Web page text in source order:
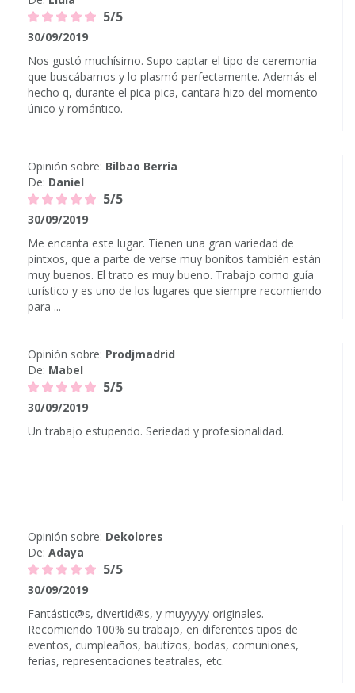
5/5
30/09/2019
Nos gustó muchísimo. Supo captar el tipo de ceremonia
que buscábamos y lo plasmó perfectamente. Además el
hecho q, durante el pica-pica, cantara hizo del momento
único y romántico.
Opinión sobre: Bilbao Berria
De: Daniel
5/5
30/09/2019
Me encanta este lugar. Tienen una gran variedad de
pintxos, que a parte de verse muy bonitos también están
muy buenos. El trato es muy bueno. Trabajo como guía
turístico y es uno de los lugares que siempre recomiendo
para ...
Opinión sobre: Prodjmadrid
De: Mabel
5/5
30/09/2019
Un trabajo estupendo. Seriedad y profesionalidad.
Opinión sobre: Dekolores
De: Adaya
5/5
30/09/2019
Fantástic@s, divertid@s, y muyyyyy originales.
Recomiendo 100% su trabajo, en diferentes tipos de
eventos, cumpleaños, bautizos, bodas, comuniones,
ferias, representaciones teatrales, etc.